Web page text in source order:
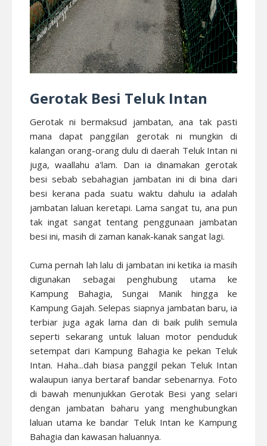
Gerotak Besi Teluk Intan
Gerotak ni bermaksud jambatan, ana tak pasti
mana dapat panggilan gerotak ni mungkin di
kalangan orang-orang dulu di daerah Teluk Intan ni
juga, waallahu a'lam. Dan ia dinamakan gerotak
besi sebab sebahagian jambatan ini di bina dari
besi kerana pada suatu waktu dahulu ia adalah
jambatan laluan keretapi. Lama sangat tu, ana pun
tak ingat sangat tentang penggunaan jambatan
besi ini, masih di zaman kanak-kanak sangat lagi.
Cuma pernah lah lalu di jambatan ini ketika ia masih
digunakan sebagai penghubung utama ke
Kampung Bahagia, Sungai Manik hingga ke
Kampung Gajah. Selepas siapnya jambatan baru, ia
terbiar juga agak lama dan di baik pulih semula
seperti sekarang untuk laluan motor penduduk
setempat dari Kampung Bahagia ke pekan Teluk
Intan. Haha...dah biasa panggil pekan Teluk Intan
walaupun ianya bertaraf bandar sebenarnya. Foto
di bawah menunjukkan Gerotak Besi yang selari
dengan jambatan baharu yang menghubungkan
laluan utama ke bandar Teluk Intan ke Kampung
Bahagia dan kawasan haluannya.